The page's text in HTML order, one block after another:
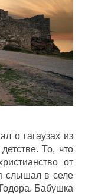
о гагаузах из
То, что
от
слышал в селе
Бабушка